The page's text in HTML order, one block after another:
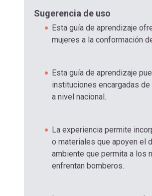
Sugerencia de uso
Esta guía de aprendizaje
mujeres a la conformación
Esta guía de aprendizaje
instituciones encargadas
a nivel nacional.
La experiencia permite
o materiales que apoyen el
ambiente que permita a los
enfrentan bomberos.